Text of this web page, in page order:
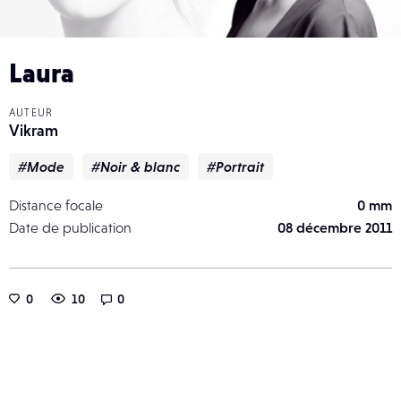
Laura
AUTEUR
Vikram
#Mode #Noir & blanc #Portrait
Distance focale
0 mm
Date de publication
08 décembre 2011
0 10 0